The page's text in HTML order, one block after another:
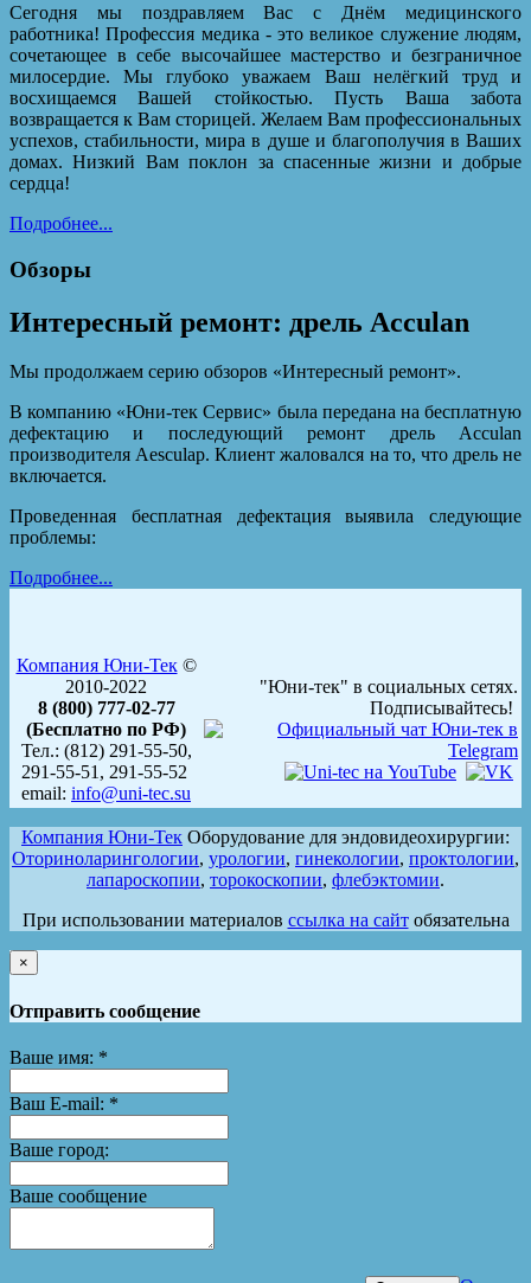
Сегодня мы поздравляем Вас с Днём медицинского
работника! Профессия медика - это великое служение людям,
сочетающее в себе высочайшее мастерство и безграничное
милосердие. Мы глубоко уважаем Ваш нелёгкий труд и
восхищаемся Вашей стойкостью. Пусть Ваша забота
возвращается к Вам сторицей. Желаем Вам профессиональных
успехов, стабильности, мира в душе и благополучия в Ваших
домах. Низкий Вам поклон за спасенные жизни и добрые
сердца!
Подробнее...
Обзоры
Интересный ремонт: дрель Acculan
Мы продолжаем серию обзоров «Интересный ремонт».
В компанию «Юни-тек Сервис» была передана на бесплатную
дефектацию и последующий ремонт дрель Acculan
производителя Aesculap. Клиент жаловался на то, что дрель не
включается.
Проведенная бесплатная дефектация выявила следующие
проблемы:
Подробнее...
Компания Юни-Тек©
2010-2022
8 (800) 777-02-77
(Бесплатно по РФ)
Тел.: (812) 291-55-50,
291-55-51, 291-55-52
email: info@uni-tec.su
"Юни-тек" в социальных сетях.
Подписывайтесь!
Компания Юни-Тек Оборудование для эндовидеохирургии:
Оториноларингологии, урологии, гинекологии, проктологии,
лапароскопии, торокоскопии, флебэктомии.
При использовании материалов ссылка на сайтобязательна
×
Отправить сообщение
Ваше имя: *
Ваш E-mail: *
Ваше город:
Ваше сообщение